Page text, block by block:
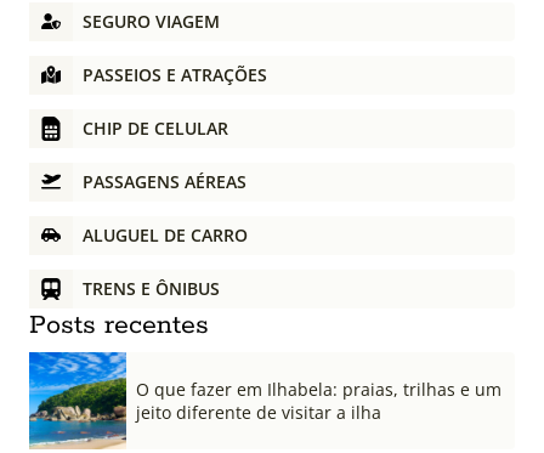
SEGURO VIAGEM
PASSEIOS E ATRAÇÕES
CHIP DE CELULAR
PASSAGENS AÉREAS
ALUGUEL DE CARRO
TRENS E ÔNIBUS
Posts recentes
O que fazer em Ilhabela: praias, trilhas e um
jeito diferente de visitar a ilha